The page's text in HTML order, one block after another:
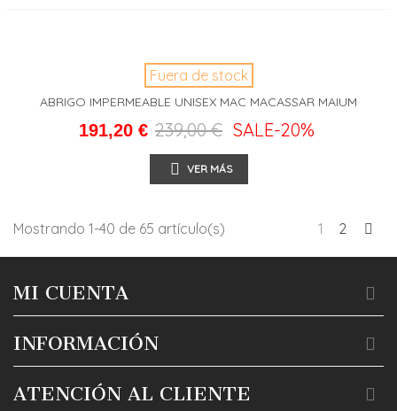
Fuera de stock
ABRIGO IMPERMEABLE UNISEX MAC MACASSAR MAIUM
191,20 € 239,00 € SALE-20%
VER MÁS
Mostrando 1-40 de 65 artículo(s) 1 2
MI CUENTA
INFORMACIÓN
ATENCIÓN AL CLIENTE